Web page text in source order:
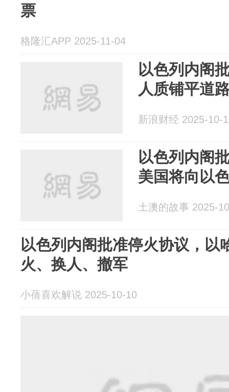
票
格隆汇APP 2025-11-04
以色列内阁
人质铺平道
新浪财经 2025-10-
以色列内阁
美国将向以
土澳的故事 2025-
以色列内阁批准停火协议，以
火、换人、撤军
小蒨喜欢解说 2025-10-10